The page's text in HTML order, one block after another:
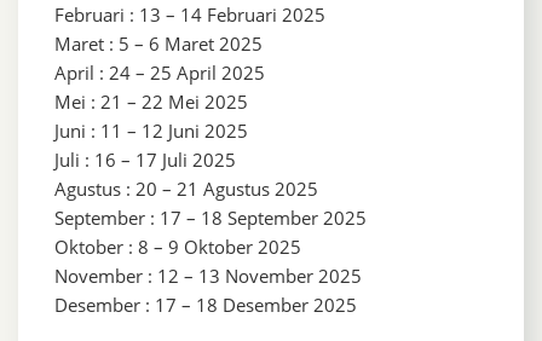
Februari : 13 – 14 Februari 2025
Maret : 5 – 6 Maret 2025
April : 24 – 25 April 2025
Mei : 21 – 22 Mei 2025
Juni : 11 – 12 Juni 2025
Juli : 16 – 17 Juli 2025
Agustus : 20 – 21 Agustus 2025
September : 17 – 18 September 2025
Oktober : 8 – 9 Oktober 2025
November : 12 – 13 November 2025
Desember : 17 – 18 Desember 2025